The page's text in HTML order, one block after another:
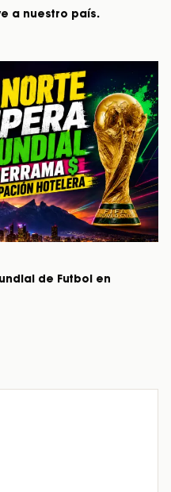
a nuestro país.
de Futbol en